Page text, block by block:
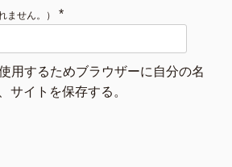
ません。） *
用するためブラウザーに自分の名
サイトを保存する。